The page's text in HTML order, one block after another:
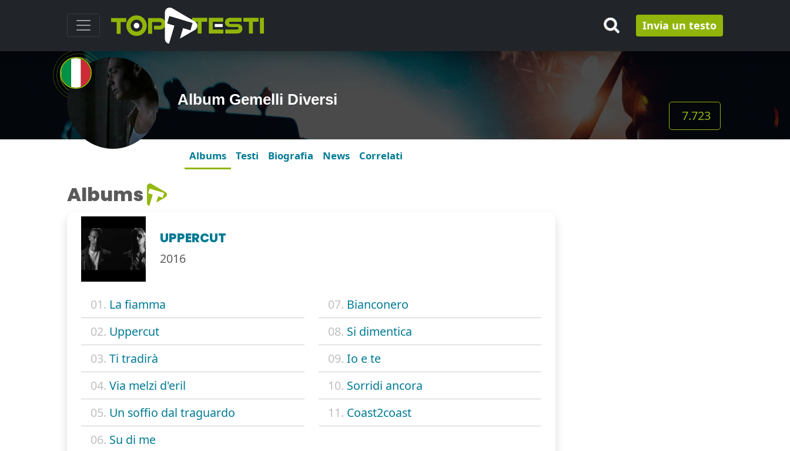
Invia un testo
Album Gemelli Diversi
7.723
Albums Testi Biografia News Correlati
Albums
UPPERCUT
2016
01. La fiamma
02. Uppercut
03. Ti tradirà
04. Via melzi d'eril
05. Un soffio dal traguardo
06. Su di me
07. Bianconero
08. Si dimentica
09. Io e te
10. Sorridi ancora
11. Coast2coast